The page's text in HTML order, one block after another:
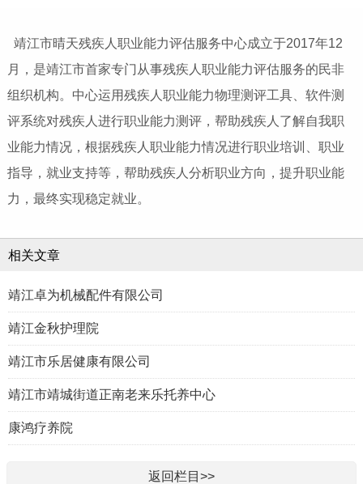
靖江市晴天残疾人职业能力评估服务中心成立于2017年12
月，是靖江市首家专门从事残疾人职业能力评估服务的民非
组织机构。中心运用残疾人职业能力物理测评工具、软件测
评系统对残疾人进行职业能力测评，帮助残疾人了解自我职
业能力情况，根据残疾人职业能力情况进行职业培训、职业
指导，就业支持等，帮助残疾人分析职业方向，提升职业能
力，最终实现稳定就业。
相关文章
靖江卓为机械配件有限公司
靖江金秋护理院
靖江市乐居健康有限公司
靖江市靖城街道正南老来乐托养中心
康鸿疗养院
返回栏目>>